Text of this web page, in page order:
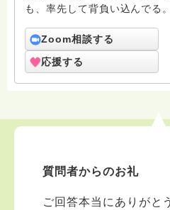
も、率先して背負い込んでる
た、身に覚えありでは？ ほら、そうやって決めつけて
しまう癖、見直しませんか？
ませんか？ 五十路が目前に迫る愚僧の超個人的なボヤ
キだと思ってください。 私
お付き合いのほど、どうぞよ
Zoom相談する
応援する
質問者からのお礼
ご回答本当にありがと